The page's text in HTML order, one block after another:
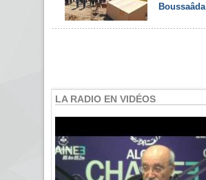
Boussaâda
LA RADIO EN VIDÉOS